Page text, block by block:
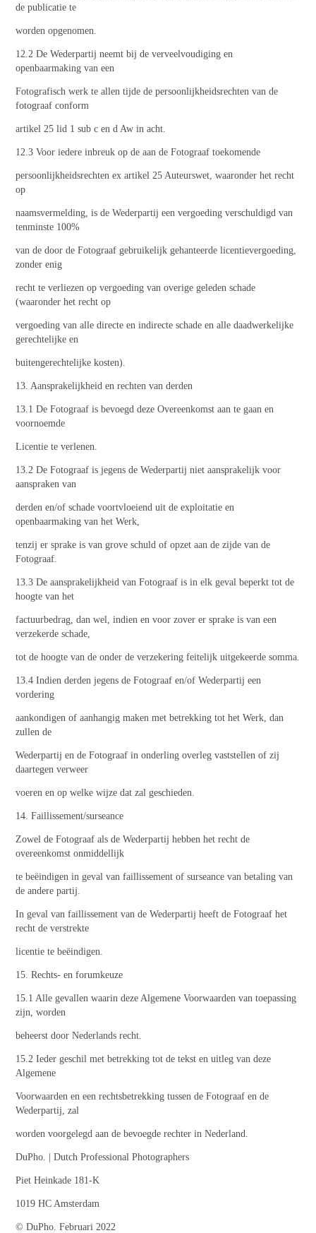
de publicatie te
worden opgenomen.
12.2 De Wederpartij neemt bij de verveelvoudiging en
openbaarmaking van een
Fotografisch werk te allen tijde de persoonlijkheidsrechten van de
fotograaf conform
artikel 25 lid 1 sub c en d Aw in acht.
12.3 Voor iedere inbreuk op de aan de Fotograaf toekomende
persoonlijkheidsrechten ex artikel 25 Auteurswet, waaronder het recht
op
naamsvermelding, is de Wederpartij een vergoeding verschuldigd van
tenminste 100%
van de door de Fotograaf gebruikelijk gehanteerde licentievergoeding,
zonder enig
recht te verliezen op vergoeding van overige geleden schade
(waaronder het recht op
vergoeding van alle directe en indirecte schade en alle daadwerkelijke
gerechtelijke en
buitengerechtelijke kosten).
13. Aansprakelijkheid en rechten van derden
13.1 De Fotograaf is bevoegd deze Overeenkomst aan te gaan en
voornoemde
Licentie te verlenen.
13.2 De Fotograaf is jegens de Wederpartij niet aansprakelijk voor
aanspraken van
derden en/of schade voortvloeiend uit de exploitatie en
openbaarmaking van het Werk,
tenzij er sprake is van grove schuld of opzet aan de zijde van de
Fotograaf.
13.3 De aansprakelijkheid van Fotograaf is in elk geval beperkt tot de
hoogte van het
factuurbedrag, dan wel, indien en voor zover er sprake is van een
verzekerde schade,
tot de hoogte van de onder de verzekering feitelijk uitgekeerde somma.
13.4 Indien derden jegens de Fotograaf en/of Wederpartij een
vordering
aankondigen of aanhangig maken met betrekking tot het Werk, dan
zullen de
Wederpartij en de Fotograaf in onderling overleg vaststellen of zij
daartegen verweer
voeren en op welke wijze dat zal geschieden.
14. Faillissement/surseance
Zowel de Fotograaf als de Wederpartij hebben het recht de
overeenkomst onmiddellijk
te beëindigen in geval van faillissement of surseance van betaling van
de andere partij.
In geval van faillissement van de Wederpartij heeft de Fotograaf het
recht de verstrekte
licentie te beëindigen.
15. Rechts- en forumkeuze
15.1 Alle gevallen waarin deze Algemene Voorwaarden van toepassing
zijn, worden
beheerst door Nederlands recht.
15.2 Ieder geschil met betrekking tot de tekst en uitleg van deze
Algemene
Voorwaarden en een rechtsbetrekking tussen de Fotograaf en de
Wederpartij, zal
worden voorgelegd aan de bevoegde rechter in Nederland.
DuPho. | Dutch Professional Photographers
Piet Heinkade 181-K
1019 HC Amsterdam
© DuPho. Februari 2022